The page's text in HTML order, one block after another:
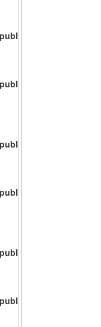
catalog/
catalog/
catalog/
catalog/
catalog/
catalog/